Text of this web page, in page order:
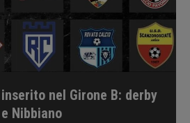
nel Girone B: derby
Nibbiano